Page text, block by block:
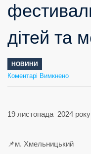
дітей та
НОВИНИ
Коментарі Вимкненодо
для
дітей
та
19 листопада 2024 року
📌м. Хмельницький